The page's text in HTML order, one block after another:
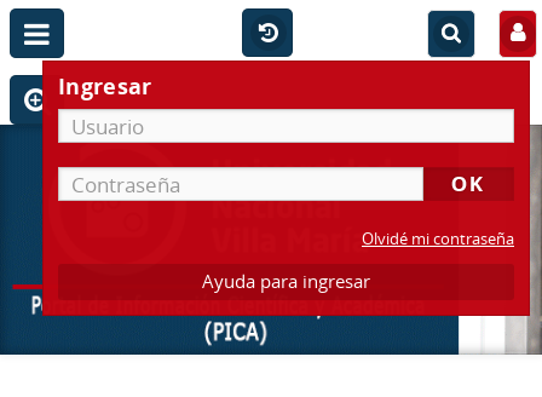
Ingresar
Olvidé mi contraseña
Ayuda para ingresar